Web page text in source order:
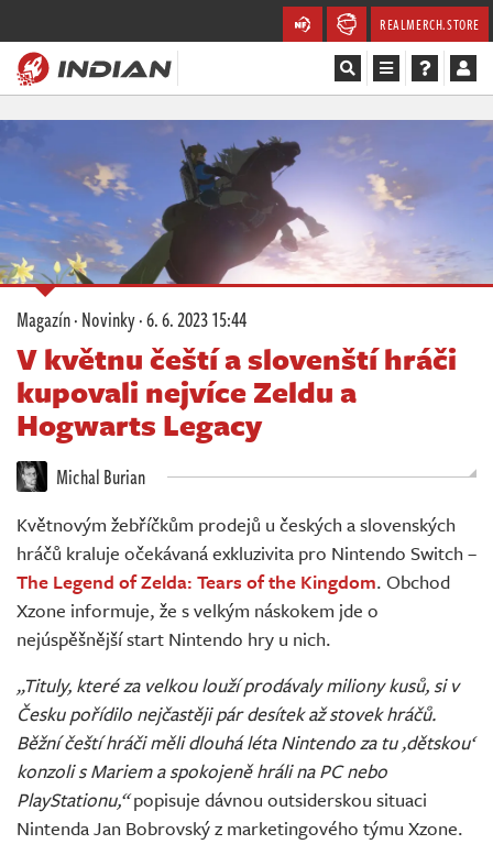
REALMERCH.STORE
Recenze
Videa
Soutěže
Databáze
Komunita
Redakce
Živě
Magazín·Novinky·6. 6. 2023 15:44
V květnu čeští a slovenští hráči
kupovali nejvíce Zeldu a
Hogwarts Legacy
Michal Burian
Květnovým žebříčkům prodejů u českých a slovenských
hráčů kraluje očekávaná exkluzivita pro Nintendo Switch –
The Legend of Zelda: Tears of the Kingdom. Obchod
Xzone informuje, že s velkým náskokem jde o
nejúspěšnější start Nintendo hry u nich.
„Tituly, které za velkou louží prodávaly miliony kusů, si v
Česku pořídilo nejčastěji pár desítek až stovek hráčů.
Běžní čeští hráči měli dlouhá léta Nintendo za tu ‚dětskou‘
konzoli s Mariem a spokojeně hráli na PC nebo
PlayStationu,“popisuje dávnou outsiderskou situaci
Nintenda Jan Bobrovský z marketingového týmu Xzone.